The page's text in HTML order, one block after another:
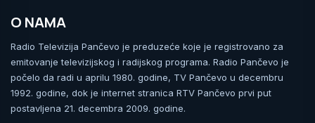
O NAMA
Radio Televizija Pančevo je preduzeće koje je registrovano za
emitovanje televizijskog i radijskog programa. Radio Pančevo je
počelo da radi u aprilu 1980. godine, TV Pančevo u decembru
1992. godine, dok je internet stranica RTV Pančevo prvi put
postavljena 21. decembra 2009. godine.